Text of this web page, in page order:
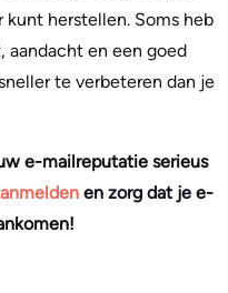
herstellen. Soms heb
aandacht en een goed
te verbeteren dan je
e-mailreputatie serieus
en zorg dat je e-